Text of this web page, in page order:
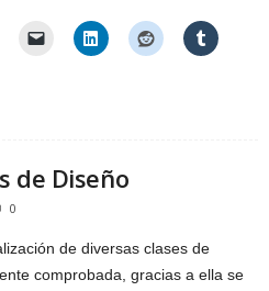
de Diseño
0
de diversas clases de
comprobada, gracias a ella se